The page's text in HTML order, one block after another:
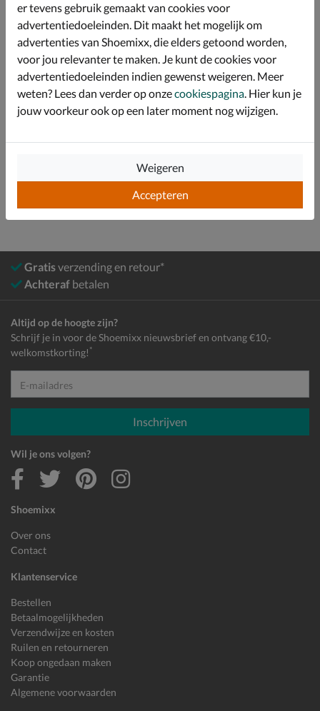
Afgewerkt met een rubberen loopzool met Western-
stijl hak.
Specificaties
Over Nelson
Bekijk meer
Laarzen
Gratisverzending en retour*
Achteraf betalen
Shoemixx
Over ons
Contact
Klantenservice
Bestellen
Betaalmogelijkheden
Verzendwijze en kosten
Ruilen en retourneren
Koop ongedaan maken
Garantie
Algemene voorwaarden
Altijd op de hoogte zijn?
Schrijf je in voor de Shoemixx nieuwsbrief en ontvang €10,-
welkomstkorting! *
E-mailadres
Inschrijven
Wil je ons volgen?
er tevens gebruik gemaakt van cookies voor
advertentiedoeleinden. Dit maakt het mogelijk om
advertenties van Shoemixx, die elders getoond worden,
voor jou relevanter te maken. Je kunt de cookies voor
advertentiedoeleinden indien gewenst weigeren. Meer
weten? Lees dan verder op onzecookiespagina. Hier kun je
jouw voorkeur ook op een later moment nog wijzigen.
Accepteren
Weigeren